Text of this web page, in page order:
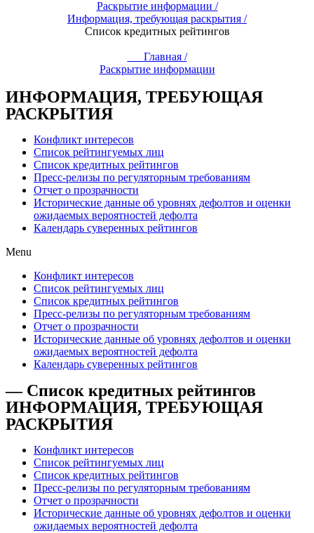
Раскрытие информации /
Информация, требующая раскрытия /
Список кредитных рейтингов
Главная /
Раскрытие информации
ИНФОРМАЦИЯ, ТРЕБУЮЩАЯ
РАСКРЫТИЯ
Конфликт интересов
Список рейтингуемых лиц
Список кредитных рейтингов
Пресс-релизы по регуляторным требованиям
Отчет о прозрачности
Исторические данные об уровнях дефолтов и оценки
ожидаемых вероятностей дефолта
Календарь суверенных рейтингов
Menu
Конфликт интересов
Список рейтингуемых лиц
Список кредитных рейтингов
Пресс-релизы по регуляторным требованиям
Отчет о прозрачности
Исторические данные об уровнях дефолтов и оценки
ожидаемых вероятностей дефолта
Календарь суверенных рейтингов
— Список кредитных рейтингов
ИНФОРМАЦИЯ, ТРЕБУЮЩАЯ
РАСКРЫТИЯ
Конфликт интересов
Список рейтингуемых лиц
Список кредитных рейтингов
Пресс-релизы по регуляторным требованиям
Отчет о прозрачности
Исторические данные об уровнях дефолтов и оценки
ожидаемых вероятностей дефолта